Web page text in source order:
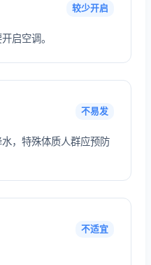
较少开启
启空调。
不易发
，特殊体质人群应预防
不适宜